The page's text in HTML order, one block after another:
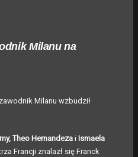
Milanu na
Milanu wzbudził
Theo Hernandeza i Ismaela
Francji znalazł się Franck